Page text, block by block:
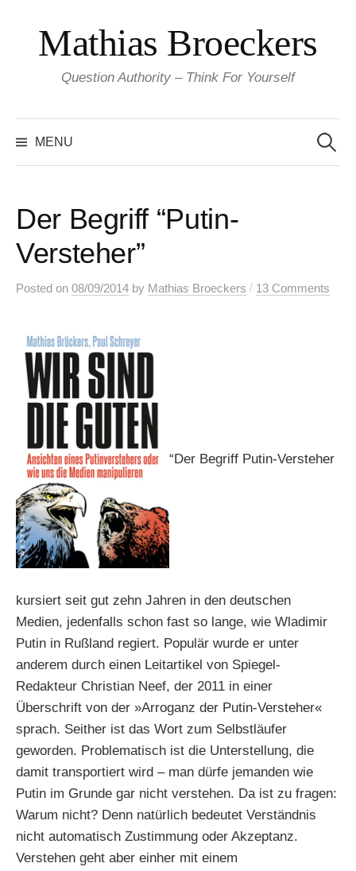
content
Mathias Broeckers
Question Authority – Think For Yourself
MENU
for:
Der Begriff “Putin-
Versteher”
Posted on 08/09/2014 by Mathias Broeckers / 13 Comments
“Der Begriff Putin-Versteher
kursiert seit gut zehn Jahren in den deutschen
Medien, jedenfalls schon fast so lange, wie Wladimir
Putin in Rußland regiert. Populär wurde er unter
anderem durch einen Leitartikel von Spiegel-
Redakteur Christian Neef, der 2011 in einer
Überschrift von der »Arroganz der Putin-Versteher«
sprach. Seither ist das Wort zum Selbstläufer
geworden. Problematisch ist die Unterstellung, die
damit transportiert wird – man dürfe jemanden wie
Putin im Grunde gar nicht verstehen. Da ist zu fragen:
Warum nicht? Denn natürlich bedeutet Verständnis
nicht automatisch Zustimmung oder Akzeptanz.
Verstehen geht aber einher mit einem